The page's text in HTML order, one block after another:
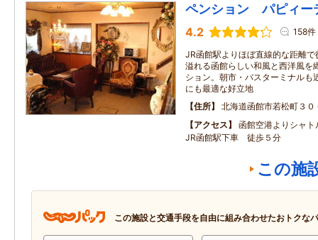
ペンション パピィー
4.2 158件
JR函館駅よりほぼ直線的な距離
溢れる函館らしい和風と西洋風を
ション。朝市・バスターミナルも
にも最適な好立地
住所
北海道函館市若松町３０
アクセス
函館空港よりシャ
JR函館駅下車 徒歩５分
この施
この施設と交通手段を自由に組み合わせたおトクな